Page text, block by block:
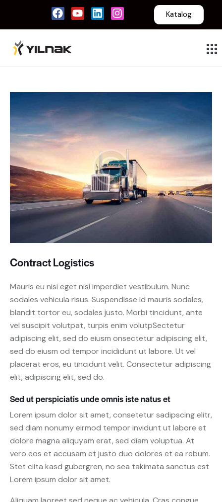
Katalog
Contract Logistics
Mauris eu nisi eget nisi imperdiet vestibulum. Nunc
sodales vehicula risus. Suspendisse id mauris sodales,
blandit tortor eu, sodales justo. Morbi tincidunt, ante
vel suscipit volutpat, turpis enim volutpSectetur
adipiscing elit, sed do eiusm onsectetur adipiscing elit,
sed do eiusm od tempor incididunt ut labore. Ut vel
placerat eros, eu tincidunt velit. Consectetur adipiscing
elit, adipiscing elit, sed do.
Sed ut perspiciatis unde omnis iste natus et
Lorem ipsum dolor sit amet, consetetur sadipscing elitr,
sed diam nonumy eirmod tempor invidunt ut labore et
dolore magna aliquyam erat, sed diam voluptua. At
vero eos et accusam et justo duo dolores et ea rebum.
Stet clita kasd gubergren, no sea takimata sanctus est
Lorem ipsum dolor sit amet.